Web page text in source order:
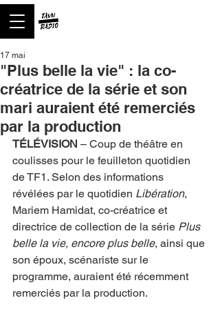
"Plus belle la vie" : la co-
créatrice de la série et son
mari auraient été remerciés
par la production
17 mai
TÉLÉVISION – Coup de théâtre en
coulisses pour le feuilleton quotidien
de TF1. Selon des informations
révélées par le quotidien Libération,
Mariem Hamidat, co-créatrice et
directrice de collection de la série Plus
belle la vie, encore plus belle, ainsi que
son époux, scénariste sur le
programme, auraient été récemment
remerciés par la production.